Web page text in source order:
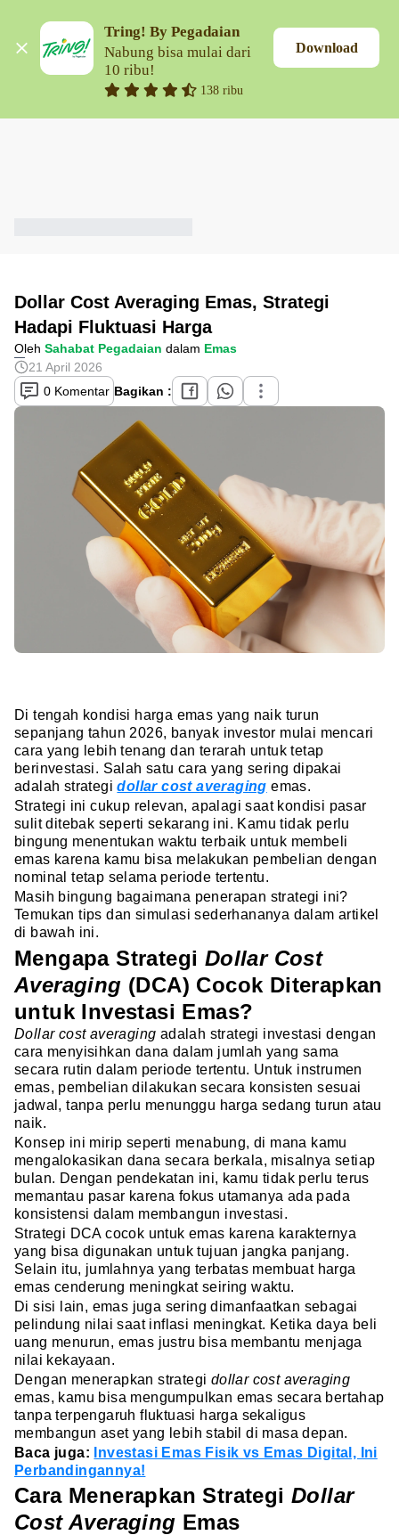
Tring! By Pegadaian
Nabung bisa mulai dari
10 ribu!
138 ribu
Download
Dollar Cost Averaging Emas, Strategi
Hadapi Fluktuasi Harga
Oleh Sahabat Pegadaian dalam Emas
21 April 2026
0 Komentar Bagikan :
Di tengah kondisi harga emas yang naik turun
sepanjang tahun 2026, banyak investor mulai mencari
cara yang lebih tenang dan terarah untuk tetap
berinvestasi. Salah satu cara yang sering dipakai
adalah strategidollar cost averaging emas.
Strategi ini cukup relevan, apalagi saat kondisi pasar
sulit ditebak seperti sekarang ini. Kamu tidak perlu
bingung menentukan waktu terbaik untuk membeli
emas karena kamu bisa melakukan pembelian dengan
nominal tetap selama periode tertentu.
Masih bingung bagaimana penerapan strategi ini?
Temukan tips dan simulasi sederhananya dalam artikel
di bawah ini.
Mengapa Strategi Dollar Cost
Averaging (DCA) Cocok Diterapkan
untuk Investasi Emas?
Dollar cost averaging adalah strategi investasi dengan
cara menyisihkan dana dalam jumlah yang sama
secara rutin dalam periode tertentu. Untuk instrumen
emas, pembelian dilakukan secara konsisten sesuai
jadwal, tanpa perlu menunggu harga sedang turun atau
naik.
Konsep ini mirip seperti menabung, di mana kamu
mengalokasikan dana secara berkala, misalnya setiap
bulan. Dengan pendekatan ini, kamu tidak perlu terus
memantau pasar karena fokus utamanya ada pada
konsistensi dalam membangun investasi.
Strategi DCA cocok untuk emas karena karakternya
yang bisa digunakan untuk tujuan jangka panjang.
Selain itu, jumlahnya yang terbatas membuat harga
emas cenderung meningkat seiring waktu.
Di sisi lain, emas juga sering dimanfaatkan sebagai
pelindung nilai saat inflasi meningkat. Ketika daya beli
uang menurun, emas justru bisa membantu menjaga
nilai kekayaan.
Dengan menerapkan strategi dollar cost averaging
emas, kamu bisa mengumpulkan emas secara bertahap
tanpa terpengaruh fluktuasi harga sekaligus
membangun aset yang lebih stabil di masa depan.
Baca juga:
Investasi Emas Fisik vs Emas Digital, Ini
Perbandingannya!
Cara Menerapkan Strategi Dollar
Cost Averaging Emas